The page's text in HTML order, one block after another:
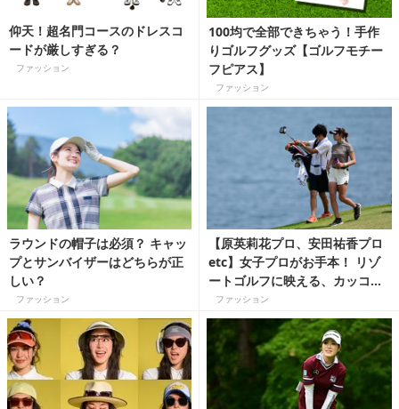
仰天！超名門コースのドレスコ
ードが厳しすぎる？
ファッション
100均で全部できちゃう！手作
りゴルフグッズ【ゴルフモチー
フピアス】
ファッション
ラウンドの帽子は必須？ キャッ
プとサンバイザーはどちらが正
しい？
ファッション
【原英莉花プロ、安田祐香プロ
etc】女子プロがお手本！ リゾ
ートゴルフに映える、カッコい
い白ボトム
ファッション